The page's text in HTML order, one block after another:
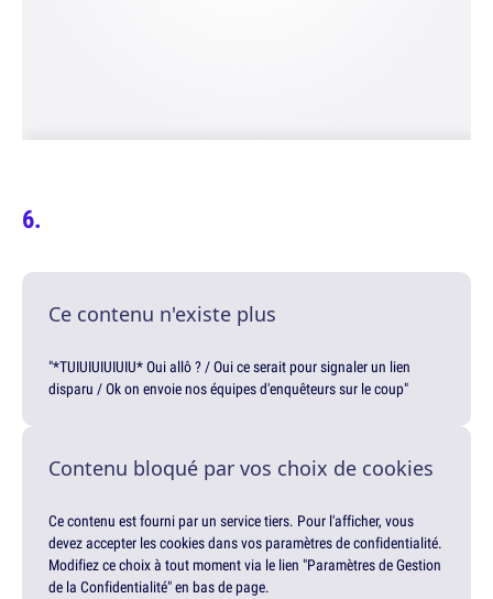
Ce contenu n'existe plus
"*TUIUIUIUIUIU* Oui allô ? / Oui ce serait pour signaler un lien
disparu / Ok on envoie nos équipes d'enquêteurs sur le coup"
Contenu bloqué par vos choix de cookies
Ce contenu est fourni par un service tiers. Pour l'afficher, vous
devez accepter les cookies dans vos paramètres de confidentialité.
Modifiez ce choix à tout moment via le lien "Paramètres de Gestion
de la Confidentialité" en bas de page.